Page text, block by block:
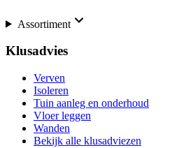
Assortiment
Klusadvies
Verven
Isoleren
Tuin aanleg en onderhoud
Vloer leggen
Wanden
Bekijk alle klusadviezen